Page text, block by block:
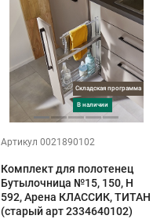
Складская программа
в наличии
Артикул 0021890102
Комплект для полотенец
Бутылочница №15, 150, H
592, Арена КЛАССИК, ТИТАН
(старый арт 2334640102)